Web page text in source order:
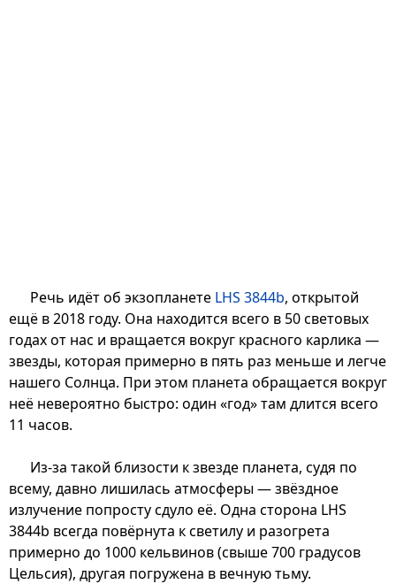
Речь идёт об экзопланете LHS 3844b, открытой
ещё в 2018 году. Она находится всего в 50 световых
годах от нас и вращается вокруг красного карлика —
звезды, которая примерно в пять раз меньше и легче
нашего Солнца. При этом планета обращается вокруг
неё невероятно быстро: один «год» там длится всего
11 часов.
Из-за такой близости к звезде планета, судя по
всему, давно лишилась атмосферы — звёздное
излучение попросту сдуло её. Одна сторона LHS
3844b всегда повёрнута к светилу и разогрета
примерно до 1000 кельвинов (свыше 700 градусов
Цельсия), другая погружена в вечную тьму.